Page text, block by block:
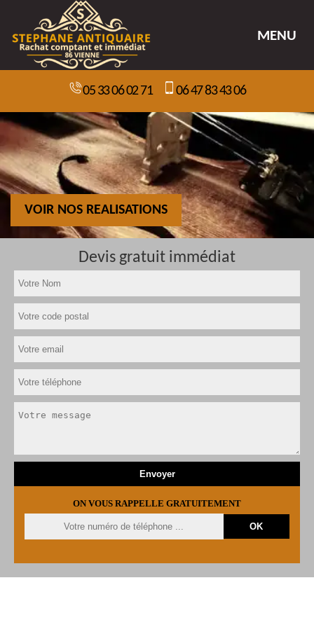
MENU
05 33 06 02 71 06 47 83 43 06
VOIR NOS REALISATIONS
Devis gratuit immédiat
ON VOUS RAPPELLE GRATUITEMENT